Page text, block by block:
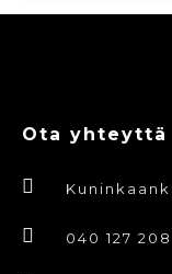
muunnelma.
tehdä
valinnat
Ota yhteyttä
040 127